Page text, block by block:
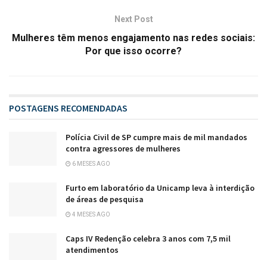
Next Post
Mulheres têm menos engajamento nas redes sociais:
Por que isso ocorre?
POSTAGENS RECOMENDADAS
Polícia Civil de SP cumpre mais de mil mandados
contra agressores de mulheres
6 MESES AGO
Furto em laboratório da Unicamp leva à interdição
de áreas de pesquisa
4 MESES AGO
Caps IV Redenção celebra 3 anos com 7,5 mil
atendimentos